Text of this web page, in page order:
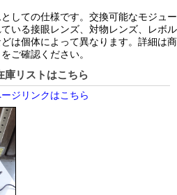
しての仕様です。交換可能なモジュー
いる接眼レンズ、対物レンズ、レボル
は個体によって異なります。詳細は商
ご確認ください。
庫リストはこちら
ジリンクはこちら